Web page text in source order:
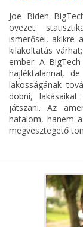
Joe Biden
övezet:
ismerősei, akikre
kilakoltatás
ember. A
hajléktalannal,
lakosságának
dobni,
játszani. Az
hatalom, hanem
megvesztegető